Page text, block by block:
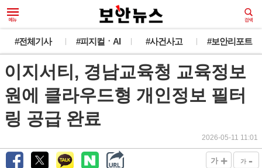
#전체기사 #피지컬ㆍAI #사건사고 #보안리포트
이지서티, 경남교육청 교육정보
원에 클라우드형 개인정보 필터
링 공급 완료
2026-05-11 11:01
가 + 가 -